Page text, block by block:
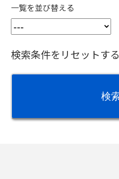
一覧を並び替える
検索条件をリセットする